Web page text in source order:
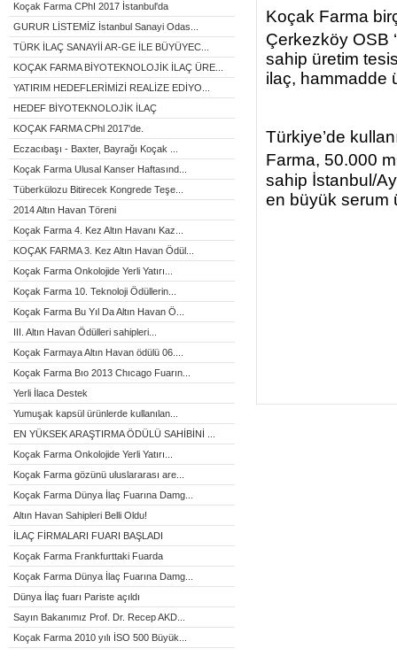
Koçak Farma CPhI 2017 İstanbul'da
GURUR LİSTEMİZ İstanbul Sanayi Odas...
TÜRK İLAÇ SANAYİİ AR-GE İLE BÜYÜYEC...
KOÇAK FARMA BİYOTEKNOLOJİK İLAÇ ÜRE...
YATIRIM HEDEFLERİMİZİ REALİZE EDİYO...
HEDEF BİYOTEKNOLOJİK İLAÇ
KOÇAK FARMA CPhl 2017'de.
Eczacıbaşı - Baxter, Bayrağı Koçak ...
Koçak Farma Ulusal Kanser Haftasınd...
Tüberkülozu Bitirecek Kongrede Teşe...
2014 Altın Havan Töreni
Koçak Farma 4. Kez Altın Havanı Kaz...
KOÇAK FARMA 3. Kez Altın Havan Ödül...
Koçak Farma Onkolojide Yerli Yatırı...
Koçak Farma 10. Teknoloji Ödüllerin...
Koçak Farma Bu Yıl Da Altın Havan Ö...
III. Altın Havan Ödülleri sahipleri...
Koçak Farmaya Altın Havan ödülü 06....
Koçak Farma Bıo 2013 Chıcago Fuarın...
Yerli İlaca Destek
Yumuşak kapsül ürünlerde kullanılan...
EN YÜKSEK ARAŞTIRMA ÖDÜLÜ SAHİBİNİ ...
Koçak Farma Onkolojide Yerli Yatırı...
Koçak Farma gözünü uluslararası are...
Koçak Farma Dünya İlaç Fuarına Damg...
Altın Havan Sahipleri Belli Oldu!
İLAÇ FİRMALARI FUARI BAŞLADI
Koçak Farma Frankfurttaki Fuarda
Koçak Farma Dünya İlaç Fuarına Damg...
Dünya İlaç fuarı Pariste açıldı
Sayın Bakanımız Prof. Dr. Recep AKD...
Koçak Farma 2010 yılı İSO 500 Büyük...
Koçak Farma
Çerkezköy OSB
sahip üretim
ilaç, hammadde
Türkiye’de
Farma, 50.000 m
sahip İstanbul/
en büyük serum